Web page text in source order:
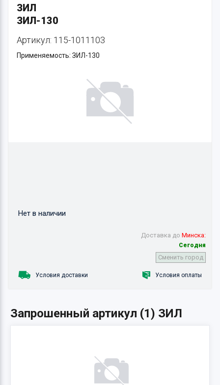
ЗИЛ
ЗИЛ-130
Артикул: 115-1011103
Применяемость: ЗИЛ-130
Доставка до Минска:
Сегодня
Сменить город
Нет в наличии
Условия доставки Условия оплаты
Запрошенный артикул (1) ЗИЛ